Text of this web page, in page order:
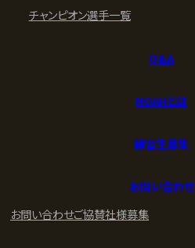
チャンピオン選手一覧
Q&A
NOAHとは
練習生募集
お問い合わせ
お問い合わせご協賛社様募集